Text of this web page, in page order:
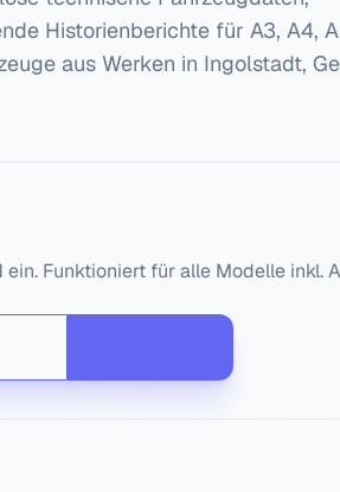
Historienberichte für A3, A4,
aus Werken in Ingolstadt,
ein. Funktioniert für alle Modelle inkl.